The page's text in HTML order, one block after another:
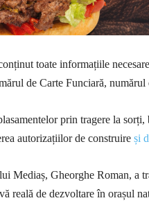
toate informațiile
de Carte Funciară, numărul
prin tragere la
autorizațiilor de construire și
Mediaș, Gheorghe Roman, a
reală de dezvoltare în orașul